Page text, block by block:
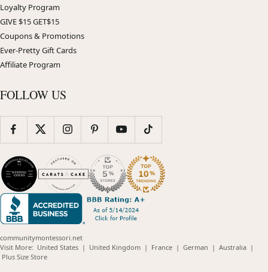
Loyalty Program
GIVE $15 GET$15
Coupons & Promotions
Ever-Pretty Gift Cards
Affiliate Program
FOLLOW US
communitymontessori.net
Visit More: United States(opens
| United Kingdom(opens
| France(opens
| German (opens
| Australia(opens
|
Plus Size Store(opens